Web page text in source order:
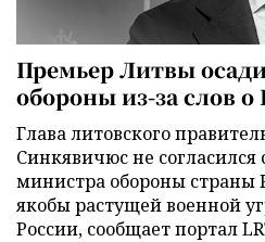
Премьер Литвы
обороны из-за слов о
Глава литовского
Синкявичюс не
министра обороны страны
якобы растущей военной
России, сообщает портал